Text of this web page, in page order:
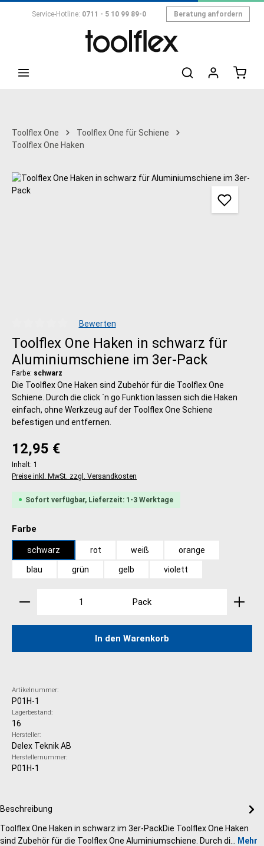
Zum Hauptinhalt springen
Service-Hotline: 0711 - 5 10 99 89-0 Beratung anfordern
Toolflex One
Toolflex One für Schiene
Toolflex One Haken
Bildergalerie überspringen
Durchschnittliche Bewertung von 0 von 5 Sternen
Bewerten
Toolflex One Haken in schwarz für
Aluminiumschiene im 3er-Pack
Farbe: schwarz
Die Toolflex One Haken sind Zubehör für die Toolflex One
Schiene. Durch die click ´n go Funktion lassen sich die Haken
einfach, ohne Werkzeug auf der Toolflex One Schiene
befestigen und entfernen.
Regulärer Preis:
12,95 €
Inhalt: 1
Preise inkl. MwSt. zzgl. Versandkosten
Sofort verfügbar, Lieferzeit: 1-3 Werktage
Farbe
schwarz rot weiß orange
blau grün gelb violett
Produkt Anzahl: Gib den gewünschten Wert ein
Pack
In den Warenkorb
Artikelnummer:
P01H-1
Lagerbestand:
16
Hersteller:
Delex Teknik AB
Herstellernummer:
P01H-1
Beschreibung
Toolflex One Haken in schwarz im 3er-PackDie Toolflex One Haken
sind Zubehör für die Toolflex One Aluminiumschiene. Durch di… Mehr